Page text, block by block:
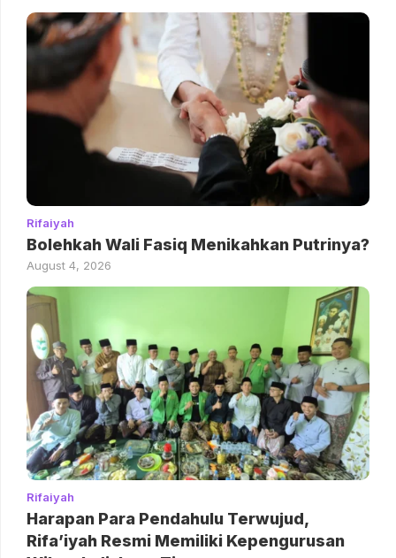
Rifaiyah
Bolehkah Wali Fasiq Menikahkan Putrinya?
August 4, 2026
Rifaiyah
Harapan Para Pendahulu Terwujud,
Rifa’iyah Resmi Memiliki Kepengurusan